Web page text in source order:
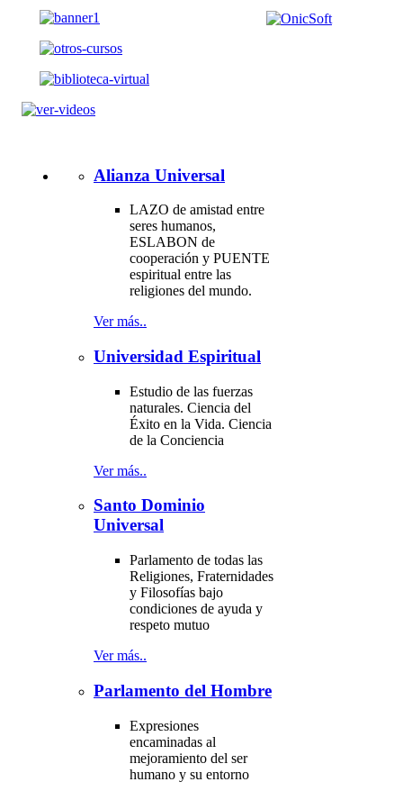
Alianza Universal
LAZO de amistad entre
seres humanos,
ESLABON de
cooperación y PUENTE
espiritual entre las
religiones del mundo.
Ver más..
Universidad Espiritual
Estudio de las fuerzas
naturales. Ciencia del
Éxito en la Vida. Ciencia
de la Conciencia
Ver más..
Santo Dominio
Universal
Parlamento de todas las
Religiones, Fraternidades
y Filosofías bajo
condiciones de ayuda y
respeto mutuo
Ver más..
Parlamento del Hombre
Expresiones
encaminadas al
mejoramiento del ser
humano y su entorno